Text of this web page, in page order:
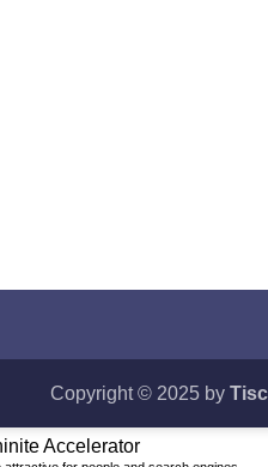
Copyright © 2025 by
Accelerator